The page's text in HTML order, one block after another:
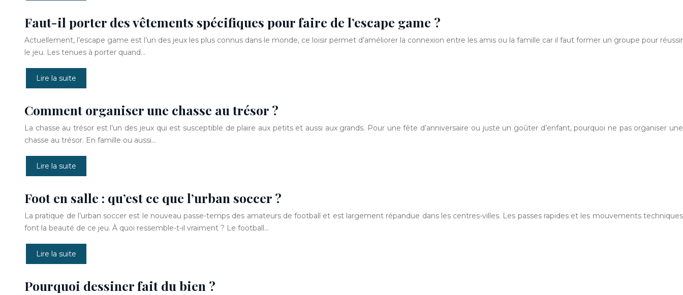
Faut-il porter des vêtements spécifiques pour faire de l’escape game ?
Actuellement, l’escape game est l’un des jeux les plus connus dans le monde, ce loisir permet d’améliorer la connexion entre les amis ou la famille car il faut former un groupe pour réussir
le jeu. Les tenues à porter quand…
Lire la suite
Comment organiser une chasse au trésor ?
La chasse au trésor est l’un des jeux qui est susceptible de plaire aux petits et aussi aux grands. Pour une fête d’anniversaire ou juste un goûter d’enfant, pourquoi ne pas organiser une
chasse au trésor. En famille ou aussi…
Lire la suite
Foot en salle : qu’est ce que l’urban soccer ?
La pratique de l’urban soccer est le nouveau passe-temps des amateurs de football et est largement répandue dans les centres-villes. Les passes rapides et les mouvements techniques
font la beauté de ce jeu. À quoi ressemble-t-il vraiment ? Le football…
Lire la suite
Pourquoi dessiner fait du bien ?